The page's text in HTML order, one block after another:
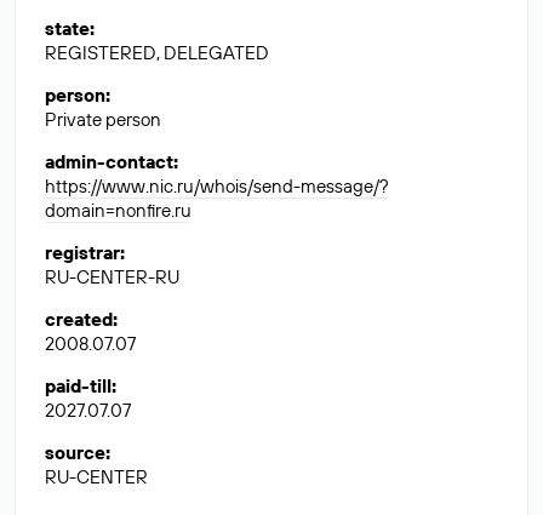
state:
REGISTERED, DELEGATED
person:
Private person
admin-contact:
https://www.nic.ru/whois/send-message/?
domain=nonfire.ru
registrar:
RU-CENTER-RU
created:
2008.07.07
paid-till:
2027.07.07
source:
RU-CENTER